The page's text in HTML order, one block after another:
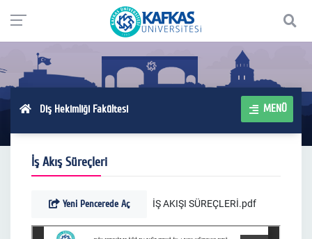
Diş Hekimliği Fakültesi MENÜ
İş Akış Süreçleri
Yeni Pencerede Aç İŞ AKIŞI SÜREÇLERİ.pdf